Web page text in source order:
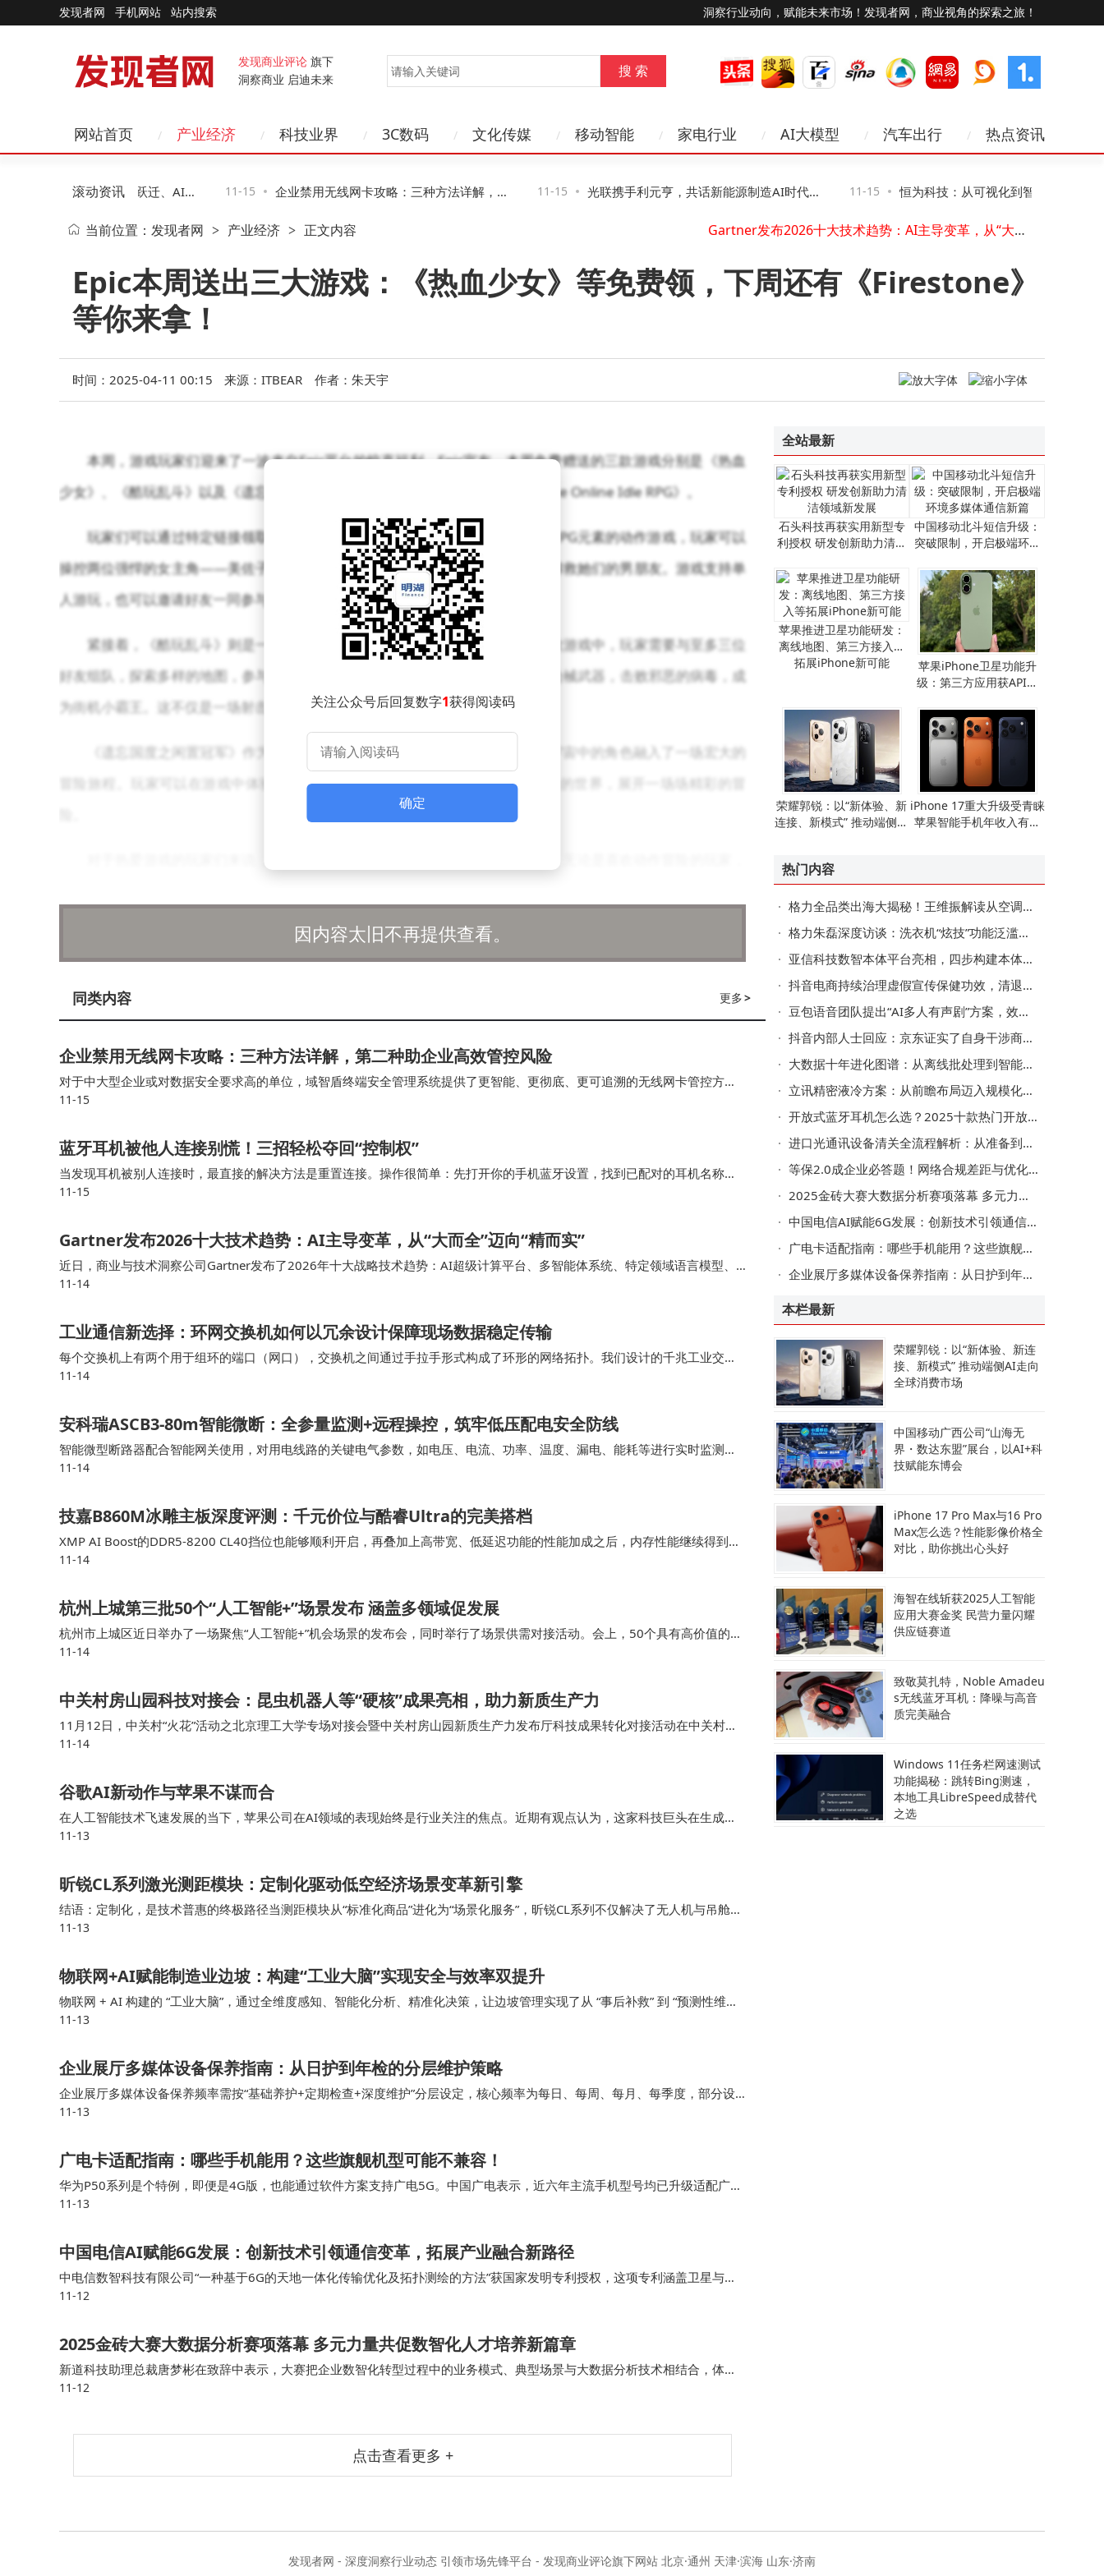
发现者网 手机网站 站内搜索 洞察行业动向，赋能未来市场！发现者网，商业视角的探索之旅！
发现商业评论旗下
洞察商业 启迪未来
网站首页 产业经济 科技业界 3C数码 文化传媒 移动智能 家电行业 AI大模型 汽车出行 热点资讯
滚动资讯
技新图景：智能硬件跃迁、AI赋 11-15 企业禁用无线网卡攻略：三种方法详解，第
二种助企业高效管控风险
11-15 光联携手利元亨，共话新能源制造AI时代网 11-15 恒为科技：从可视化到智算，让复杂算
得见、管得住”
昕锐CL系列激光测距模块：定制化驱动低空经济场景变革新引擎
蓝牙耳机被他人连接别慌！三招轻松夺回“控制权”
工业通信新选择：环网交换机如何以冗余设计保障现场数据稳定传输
技嘉B860M冰雕主板深度评测：千元价位与酷睿Ultra的完美搭档
杭州上城第三批50个“人工智能+”场景发布 涵盖多领域促发展
当前位置： 发现者网 > 产业经济 > 正文内容
Epic本周送出三大游戏：《热血少女》等免费领，下周还有《Firestone》
等你来拿！
时间：2025-04-11 00:15 来源：ITBEAR 作者：朱天宇
本周，游戏玩家们迎来了一波来自Epic平台的惊喜福利。Epic宣布，本周免费赠送的三款游戏分别是《热血
少女》、《酷玩乱斗》以及《遗忘国度之闲置冠军》，而下周则将送出《Firestone Online Idle RPG》。
玩家们可以通过特定链接领取这些游戏。其中，《热血少女》是一款融入了RPG元素的动作游戏，玩家可以
操控两位强悍的女主角——美佐子和京子，在罪恶横行的河之城街头展开冒险，解救她们的男朋友。游戏支持单
人游玩，也可以邀请好友一同参与，共同挑战。
紧接着，《酷玩乱斗》则是一款向街机文化致敬的肉鸽联机射击游戏。在这款游戏中，玩家需要与至多三位
好友组队，探索多样的地图，参与各种小游戏，寻找隐藏的宝箱，并运用丰富的枪械武器，击败邪恶的病毒，成
为街机小霸王。这不仅是一场射击盛宴，更是对街机情怀的一次深情回顾。
《遗忘国度之闲置冠军》作为一款战略管理游戏，将“龙与地下城”系列多元宇宙中的角色融入了一场宏大的
冒险旅程。玩家可以在游戏中体验到策略与管理的乐趣，与角色们一同探索未知的世界，展开一场场精彩的冒
家对街机时代的美好回忆，让人仿佛回到了那个充满欢声笑语的街机厅。
关注公众号后回复数字1获得阅读码
确定
因内容太旧不再提供查看。
更多>
同类内容
企业禁用无线网卡攻略：三种方法详解，第二种助企业高效管控风险
对于中大型企业或对数据安全要求高的单位，域智盾终端安全管理系统提供了更智能、更彻底、更可追溯的无线网卡管控方
案。在Windows专业版或企业环境中，IT人员可以用系统自带的组策略（Group Policy…
11-15
蓝牙耳机被他人连接别慌！三招轻松夺回“控制权”
当发现耳机被别人连接时，最直接的解决方法是重置连接。操作很简单：先打开你的手机蓝牙设置，找到已配对的耳机名称，
选择“忽略此设备”或“取消配对”。最后，在手机蓝牙列表中找到你的耳机并重新点击连接即可。这个操作…
11-15
Gartner发布2026十大技术趋势：AI主导变革，从“大而全”迈向“精而实”
近日，商业与技术洞察公司Gartner发布了2026年十大战略技术趋势：AI超级计算平台、多智能体系统、特定领域语言模型、A
I安全平台、AI原生开发平台、机密计算、物理AI、前置式主动网络安全、数字溯源，以及…
11-14
工业通信新选择：环网交换机如何以冗余设计保障现场数据稳定传输
每个交换机上有两个用于组环的端口（网口），交换机之间通过手拉手形式构成了环形的网络拓扑。我们设计的千兆工业交换
机整体设计采用“凹陷”网口设计，外观上和普通交换机大有差别，将网线水晶头能够有力的支撑保护住。 …
11-14
安科瑞ASCB3-80m智能微断：全参量监测+远程操控，筑牢低压配电安全防线
智能微型断路器配合智能网关使用，对用电线路的关键电气参数，如电压、电流、功率、温度、漏电、能耗等进行实时监测，
具有远程操控、异常预警、事故跳闸告警、电能计量统计、故障定位等功能。ASCB3-80m 系列智能…
11-14
技嘉B860M冰雕主板深度评测：千元价位与酷睿Ultra的完美搭档
XMP AI Boost的DDR5-8200 CL40挡位也能够顺利开启，再叠加上高带宽、低延迟功能的性能加成之后，内存性能继续得到提
升，但写入性能基本上是到顶了，主要是受限于B860芯片组主板无法调整CP…
11-14
杭州上城第三批50个“人工智能+”场景发布 涵盖多领域促发展
杭州市上城区近日举办了一场聚焦“人工智能+”机会场景的发布会，同时举行了场景供需对接活动。会上，50个具有高价值的创
新应用场景集中亮相，覆盖社会治理、金融服务、民生服务、城市管理、智能建造、文化旅游、时尚消费等多个领域，展现了
11-14
中关村房山园科技对接会：昆虫机器人等“硬核”成果亮相，助力新质生产力
11月12日，中关村“火花”活动之北京理工大学专场对接会暨中关村房山园新质生产力发布厅科技成果转化对接活动在中关村新
兴产业前沿技术研究院举行，极限搜救昆虫机器人、通信感知超宽带收发芯片等一批来自北京理工大学、…
11-14
谷歌AI新动作与苹果不谋而合
在人工智能技术飞速发展的当下，苹果公司在AI领域的表现始终是行业关注的焦点。近期有观点认为，这家科技巨头在生成式A
I浪潮中显得步伐迟缓，但深入分析后会发现，苹果正在隐私保护与技术创新之间走出一条独特的道路。
11-13
昕锐CL系列激光测距模块：定制化驱动低空经济场景变革新引擎
结语：定制化，是技术普惠的终极路径当测距模块从“标准化商品”进化为“场景化服务”，昕锐CL系列不仅解决了无人机与吊舱
的“精准降本”难题，更重新定义了技术与需求的关系：技术突破的价值，不在于参数的堆砌，而在于…
11-13
物联网+AI赋能制造业边坡：构建“工业大脑”实现安全与效率双提升
物联网 + AI 构建的 “工业大脑”，通过全维度感知、智能化分析、精准化决策，让边坡管理实现了从 “事后补救” 到 “预测性维护”
的根本性转变，不仅破解了安全与效率、投入与效益的平衡难题，更重塑了制造业…
11-13
企业展厅多媒体设备保养指南：从日护到年检的分层维护策略
企业展厅多媒体设备保养频率需按“基础养护+定期检查+深度维护”分层设定，核心频率为每日、每周、每月、每季度，部分设
备需年度专业维保。检查设备开机状态，测试核心功能（显示、音响、互动响应）是否正常。 请专业人…
11-13
广电卡适配指南：哪些手机能用？这些旗舰机型可能不兼容！
华为P50系列是个特例，即便是4G版，也能通过软件方案支持广电5G。中国广电表示，近六年主流手机型号均已升级适配广电
网络，98%以上的新入网5G手机支持700MHz频段。 判断你的手机是否适配广电卡，不仅…
11-13
中国电信AI赋能6G发展：创新技术引领通信变革，拓展产业融合新路径
中电信数智科技有限公司“一种基于6G的天地一体化传输优化及拓扑测绘的方法”获国家发明专利授权，这项专利涵盖卫星与地
面网络协同通信、频谱资源共享、高效信号传输等多个核心技术领域，为6G的落地应用铺设了一条“高…
11-12
2025金砖大赛大数据分析赛项落幕 多元力量共促数智化人才培养新篇章
新道科技助理总裁唐梦彬在致辞中表示，大赛把企业数智化转型过程中的业务模式、典型场景与大数据分析技术相结合，体现
行业和企业对人员技能的最新标准，让师生深入了解当前数智化企业的运营和管理模式，提升大数据分析的理…
11-12
点击查看更多 +
全站最新
石头科技再获实用新型专
利授权 研发创新助力清洁
中国移动北斗短信升级：
突破限制，开启极端环境
苹果推进卫星功能研发：
离线地图、第三方接入等
拓展iPhone新可能
​苹果iPhone卫星功能升
级：第三方应用获API支
荣耀郭锐：以“新体验、新
连接、新模式” 推动端侧AI
iPhone 17重大升级受青睐
苹果智能手机年收入有望
热门内容
格力全品类出海大揭秘！王维振解读从空调出口到全球化的跨越
格力朱磊深度访谈：洗衣机“炫技”功能泛滥，如何聚焦用户真实需求？
亚信科技数智本体平台亮相，四步构建本体赋能多领域AI业务创新
抖音电商持续治理虚假宣传保健功效，清退违规达人4.3万名，违规商家793家
豆包语音团队提出“AI多人有声剧”方案，效果媲美真人配音+后期
抖音内部人士回应：京东证实了自身干涉商家在其他平台的经营权
大数据十年进化图谱：从离线批处理到智能决策的跃迁之路
立讯精密液冷方案：从前瞻布局迈入规模化商用新阶段
开放式蓝牙耳机怎么选？2025十款热门开放式耳机深度测评来助力
进口光通讯设备清关全流程解析：从准备到放行的实用指南
等保2.0成企业必答题！网络合规差距与优化路径全解析
2025金砖大赛大数据分析赛项落幕 多元力量共促数智化人才培养新篇章
中国电信AI赋能6G发展：创新技术引领通信变革，拓展产业融合新路径
广电卡适配指南：哪些手机能用？这些旗舰机型可能不兼容！
企业展厅多媒体设备保养指南：从日护到年检的分层维护策略
本栏最新
荣耀郭锐：以“新体验、新连
接、新模式” 推动端侧AI走向
全球消费市场
中国移动广西公司“山海无
界・数达东盟”展台，以AI+科
技赋能东博会
iPhone 17 Pro Max与16 Pro
Max怎么选？性能影像价格全
对比，助你挑出心头好
海智在线斩获2025人工智能
应用大赛金奖 民营力量闪耀
供应链赛道
致敬莫扎特，Noble Amadeu
s无线蓝牙耳机：降噪与高音
质完美融合
Windows 11任务栏网速测试
功能揭秘：跳转Bing测速，
本地工具LibreSpeed成替代
之选
发现者网 - 深度洞察行业动态 引领市场先锋平台 - 发现商业评论旗下网站 北京·通州 天津·滨海 山东·济南